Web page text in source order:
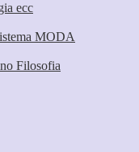
ecc
MODA
Filosofia